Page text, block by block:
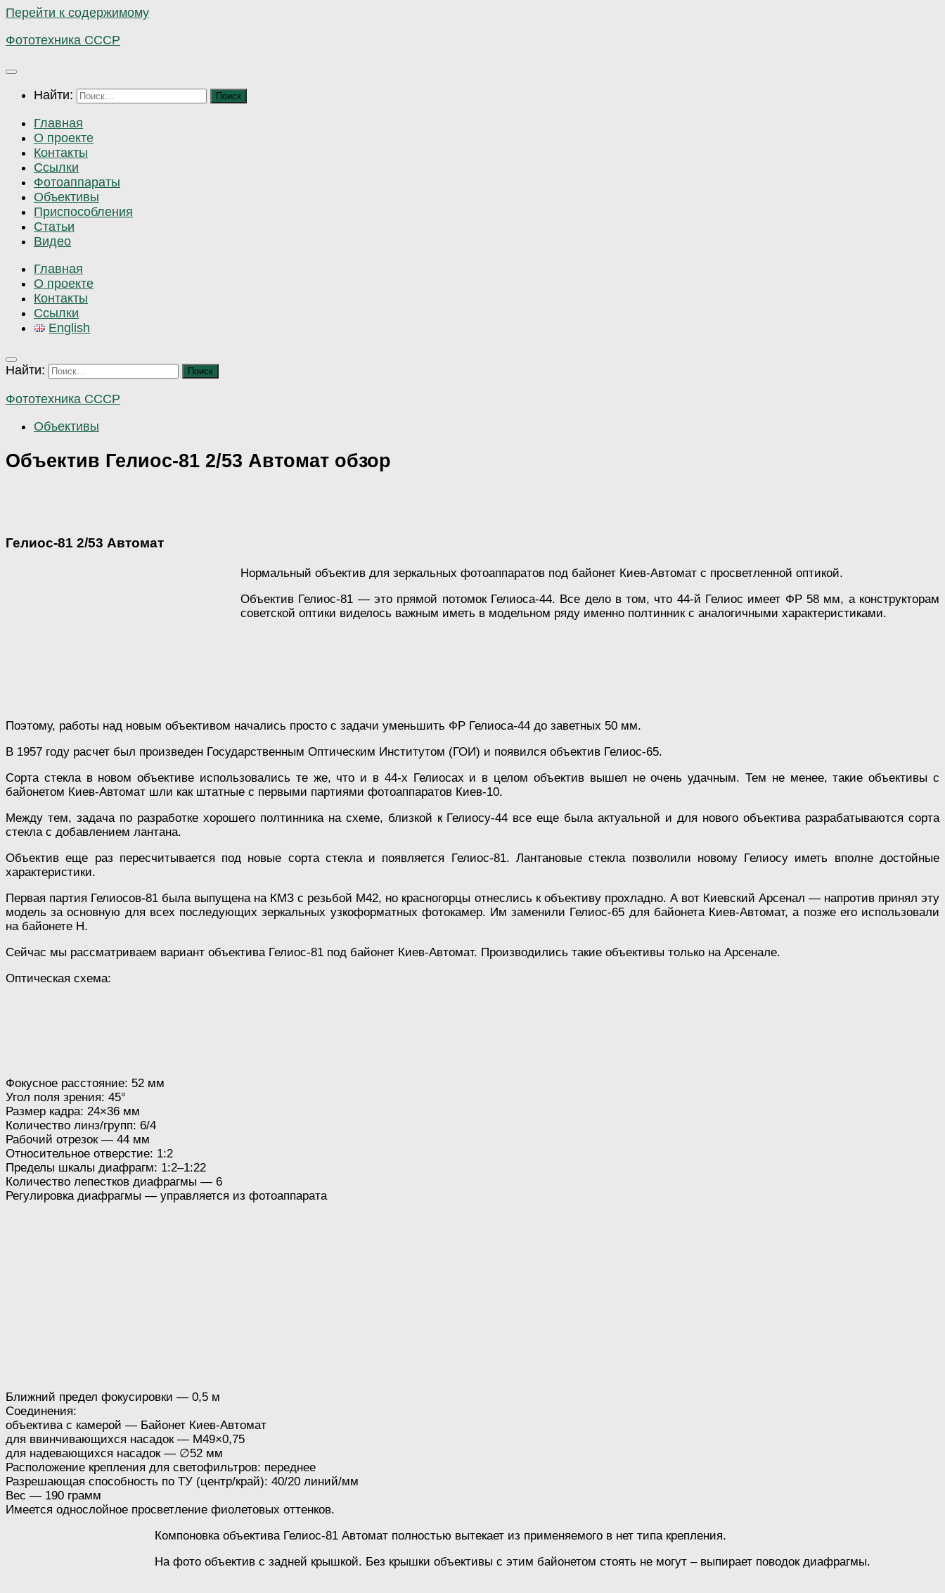
Перейти к содержимому
Фототехника СССР
Найти:
Главная
О проекте
Контакты
Ссылки
Фотоаппараты
Объективы
Приспособления
Статьи
Видео
Главная
О проекте
Контакты
Ссылки
English
Найти:
Фототехника СССР
Объективы
Объектив Гелиос-81 2/53 Автомат обзор
Гелиос-81 2/53 Автомат
Нормальный объектив для зеркальных фотоаппаратов под байонет Киев-Автомат с просветленной оптикой.
Объектив Гелиос-81 — это прямой потомок Гелиоса-44. Все дело в том, что 44-й Гелиос имеет ФР 58 мм, а конструкторам
советской оптики виделось важным иметь в модельном ряду именно полтинник с аналогичными характеристиками.
Поэтому, работы над новым объективом начались просто с задачи уменьшить ФР Гелиоса-44 до заветных 50 мм.
В 1957 году расчет был произведен Государственным Оптическим Институтом (ГОИ) и появился объектив Гелиос-65.
Сорта стекла в новом объективе использовались те же, что и в 44-х Гелиосах и в целом объектив вышел не очень удачным. Тем не менее, такие объективы с
байонетом Киев-Автомат шли как штатные с первыми партиями фотоаппаратов Киев-10.
Между тем, задача по разработке хорошего полтинника на схеме, близкой к Гелиосу-44 все еще была актуальной и для нового объектива разрабатываются сорта
стекла с добавлением лантана.
Объектив еще раз пересчитывается под новые сорта стекла и появляется Гелиос-81. Лантановые стекла позволили новому Гелиосу иметь вполне достойные
характеристики.
Первая партия Гелиосов-81 была выпущена на КМЗ с резьбой М42, но красногорцы отнеслись к объективу прохладно. А вот Киевский Арсенал — напротив принял эту
модель за основную для всех последующих зеркальных узкоформатных фотокамер. Им заменили Гелиос-65 для байонета Киев-Автомат, а позже его использовали
на байонете Н.
Сейчас мы рассматриваем вариант объектива Гелиос-81 под байонет Киев-Автомат. Производились такие объективы только на Арсенале.
Оптическая схема:
Фокусное расстояние: 52 мм
Угол поля зрения: 45°
Размер кадра: 24×36 мм
Количество линз/групп: 6/4
Рабочий отрезок — 44 мм
Относительное отверстие: 1:2
Пределы шкалы диафрагм: 1:2–1:22
Количество лепестков диафрагмы — 6
Регулировка диафрагмы — управляется из фотоаппарата
Ближний предел фокусировки — 0,5 м
Соединения:
объектива с камерой — Байонет Киев-Автомат
для ввинчивающихся насадок — M49×0,75
для надевающихся насадок — ∅52 мм
Расположение крепления для светофильтров: переднее
Разрешающая способность по ТУ (центр/край): 40/20 линий/мм
Вес — 190 грамм
Имеется однослойное просветление фиолетовых оттенков.
Компоновка объектива Гелиос-81 Автомат полностью вытекает из применяемого в нет типа крепления.
На фото объектив с задней крышкой. Без крышки объективы с этим байонетом стоять не могут – выпирает поводок диафрагмы.